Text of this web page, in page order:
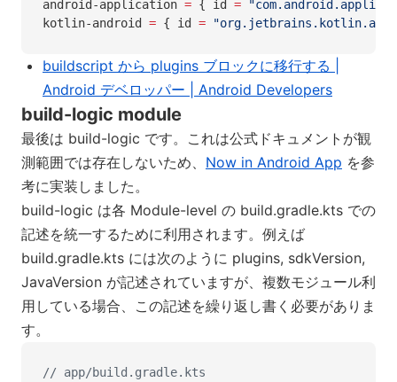
android-application = { id =
kotlin-android = { id =
buildscript から plugins ブロックに移行する |
Android デベロッパー | Android Developers
build-logic module
最後は build-logic です。これは公式ドキュメントが観
測範囲では存在しないため、 Now in Android App を参
考に実装しました。
build-logic は各 Module-level の build.gradle.kts での
記述を統一するために利用されます。例えば
build.gradle.kts には次のように plugins, sdkVersion,
JavaVersion が記述されていますが、複数モジュール利
用している場合、この記述を繰り返し書く必要がありま
す。
// app/build.gradle.kts